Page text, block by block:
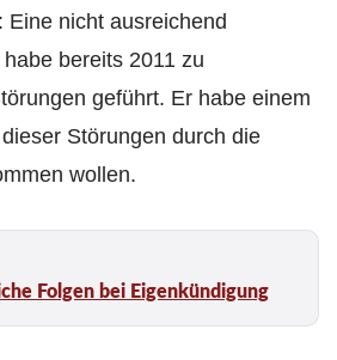
Eine nicht ausreichend
bereits 2011 zu
geführt. Er habe einem
Störungen durch die
wollen.
Folgen bei Eigenkündigung